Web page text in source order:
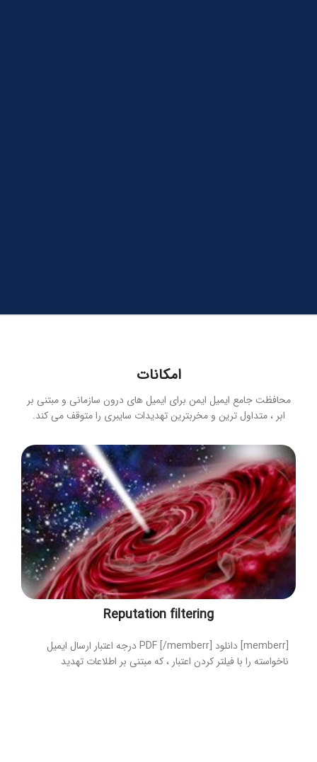
امکانات
محافظت جامع ایمیل ایمن برای ایمیل های درون سازمانی و مبتنی بر
ابر ، متداول ترین و مخربترین تهدیدات سایبری را متوقف می کند.
Reputation filtering
[memberr] دانلود PDF [/memberr] درجه اعتبار ارسال ایمیل
ناخواسته را با فیلتر کردن اعتبار ، که مبتنی بر اطلاعات تهدید